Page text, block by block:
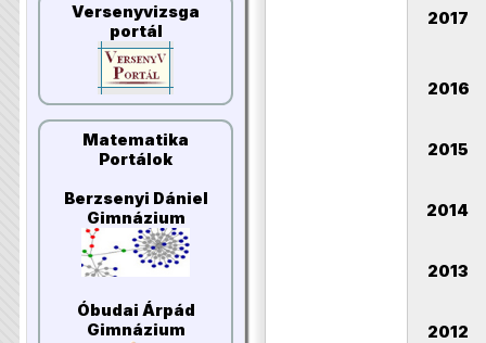
Versenyvizsga
portál
Matematika
Portálok
Berzsenyi Dániel
Gimnázium
Óbudai Árpád
Gimnázium
2017
2016
2015
2014
2013
2012